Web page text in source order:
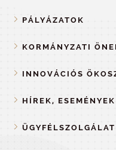
PÁLYÁZATOK
KORMÁNYZATI
INNOVÁCIÓS
HÍREK, ESEMÉNYEK
ÜGYFÉLSZOLGÁLAT